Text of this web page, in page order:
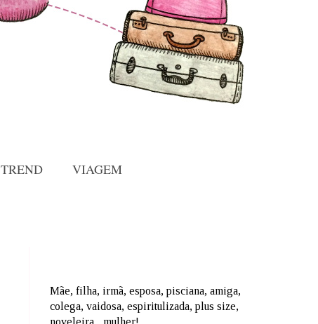
TREND VIAGEM
Mãe, filha, irmã, esposa, pisciana, amiga,
colega, vaidosa, espiritulizada, plus size,
noveleira... mulher!